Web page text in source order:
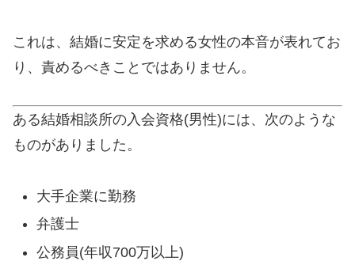
これは、結婚に安定を求める女性の本音が表れてお
り、責めるべきことではありません。
ある結婚相談所の入会資格(男性)には、次のような
ものがありました。
大手企業に勤務
弁護士
公務員(年収700万以上)